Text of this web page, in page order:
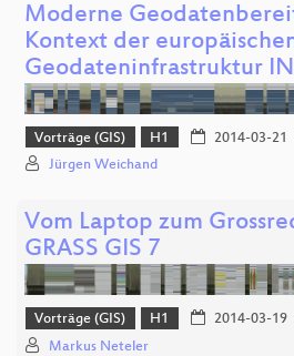
Moderne
Kontext der
Geodateninfrastruktur
Vorträge (GIS) H1 2014-03-21
Jürgen Weichand
Vom Laptop zum
GRASS GIS 7
Vorträge (GIS) H1 2014-03-19
Markus Neteler